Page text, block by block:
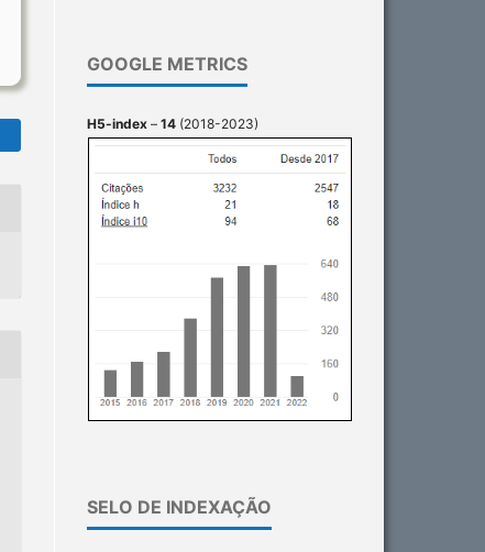
GOOGLE METRICS
H5-index – 14 (2018-2023)
SELO DE INDEXAÇÃO